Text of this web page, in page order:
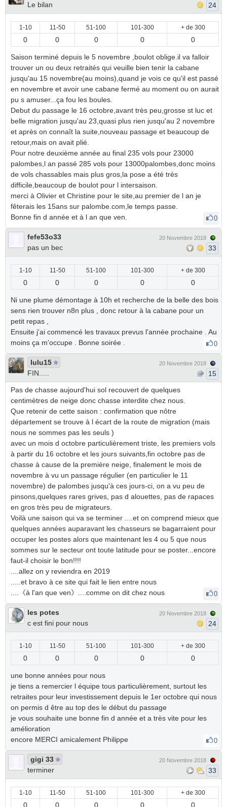
Le bilan
24
1-10 11-50 51-100 101-300 + de 300
0 0 0 0 0
Saison terminé depuis le 5 novembre ,boulot oblige.il va falloir
trouver un ou deux retraités qui veuille bien tenir la cabane
jusqu'au 15 novembre(au moins),quand je vois ce qu'il est passé
en novembre et avoir une cabane fermé au moment ou on aurait
pu s amuser...ça fou les boules.
Debut du passage le 16 octobre,avant très peu,grosse st luc et
belle migration jusqu'au 23,quasi plus rien jusqu'au 2 novembre
et après on connaît la suite,nouveau passage et beaucoup de
retour,mais on avait plié.
Pour notre deuxième année au final 235 vols pour 23000
palombes,l an passé 285 vols pour 13000palombes,donc moins
de vols chassables mais plus gros,la pose a été très
difficile,beaucoup de boulot pour l intersaison.
merci à Olivier et Christine pour le site,au premier de l an je
fêterais les 15ans sur palombe.com,le temps passe.
Bonne fin d année et à l an que ven.
0
fefe53o33
pas un bec
20 Novembre 2018
33
1-10 11-50 51-100 101-300 + de 300
0 0 0 0 0
Ni une plume démontage à 10h et recherche de la belle des bois
sens rien trouver n8n plus , donc retour à la cabane pour un
petit repas ,
Ensuite j'ai commencé les travaux prevus l'année prochaine . Au
moins ça m'occupe . Bonne soirée .
0
lulu15
FIN.....
20 Novembre 2018
15
Pas de chasse aujourd'hui sol recouvert de quelques
centimètres de neige donc chasse interdite chez nous.
Que retenir de cette saison : confirmation que nôtre
département se trouve à l écart de la route de migration (mais
nous ne sommes pas les seuls )
avec un mois d octobre particulièrement triste, les premiers vols
à partir du 16 octobre et les jours suivants,fin octobre pas de
chasse à cause de la première neige, finalement le mois de
novembre à vu un passage régulier (en particulier le 11
novembre) de palombes jusqu'à ces jours-ci, on a vu peu de
pinsons,quelques rares grives, pas d alouettes, pas de rapaces
en gros très peu de migrateurs.
Voilà une saison qui va se terminer ....et on comprend mieux que
quelques années auparavant les chasseurs se bagarraient pour
occuper les postes alors que maintenant les 4 ou 5 que nous
sommes sur le secteur ont toute latitude pour se poster...encore
faut-il choisir le bon!!!!
....allez on y reviendra en 2019
.....et bravo à ce site qui fait le lien entre nous
....《à l'an que ven》....comme on dit chez nous
0
les potes
c est fini pour nous
20 Novembre 2018
24
1-10 11-50 51-100 101-300 + de 300
0 0 0 0 0
une bonne années pour nous
je tiens a remercier l équipe tous particulièrement, surtout les
retraites pour leur investissement depuis le 1er octobre qui nous
on permis d être au top des le début du passage
je vous souhaite une bonne fin d année et a très vite pour les
amélioration
encore MERCI amicalement Philippe
0
gigi 33
terminer
20 Novembre 2018
33
1-10 11-50 51-100 101-300 + de 300
0 0 0 0 0